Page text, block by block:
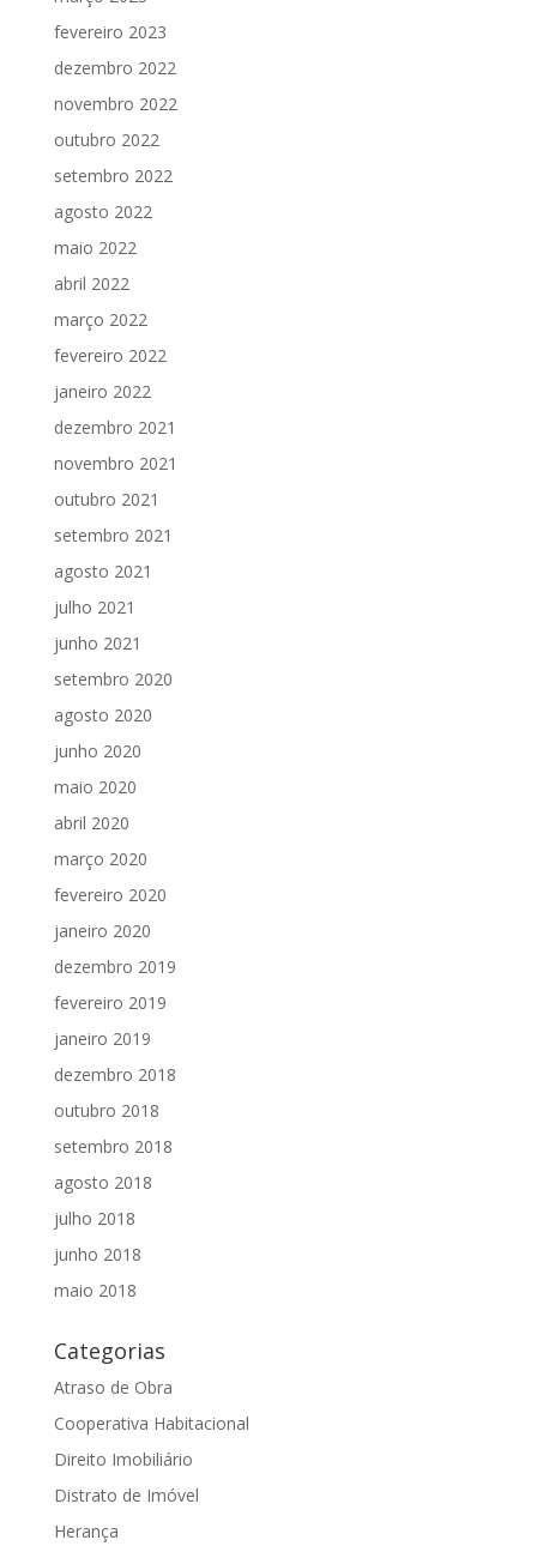
fevereiro 2023
dezembro 2022
novembro 2022
outubro 2022
setembro 2022
agosto 2022
maio 2022
abril 2022
março 2022
fevereiro 2022
janeiro 2022
dezembro 2021
novembro 2021
outubro 2021
setembro 2021
agosto 2021
julho 2021
junho 2021
setembro 2020
agosto 2020
junho 2020
maio 2020
abril 2020
março 2020
fevereiro 2020
janeiro 2020
dezembro 2019
fevereiro 2019
janeiro 2019
dezembro 2018
outubro 2018
setembro 2018
agosto 2018
julho 2018
junho 2018
maio 2018
Categorias
Atraso de Obra
Cooperativa Habitacional
Direito Imobiliário
Distrato de Imóvel
Herança